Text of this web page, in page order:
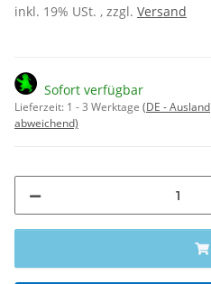
inkl. 19% USt. , zzgl. Versand
Sofort verfügbar
Lieferzeit: 1 - 3 Werktage (DE - Ausland
abweichend)